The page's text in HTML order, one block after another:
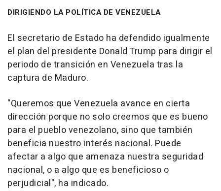
DIRIGIENDO LA POLÍTICA DE VENEZUELA
El secretario de Estado ha defendido igualmente
el plan del presidente Donald Trump para dirigir el
periodo de transición en Venezuela tras la
captura de Maduro.
"Queremos que Venezuela avance en cierta
dirección porque no solo creemos que es bueno
para el pueblo venezolano, sino que también
beneficia nuestro interés nacional. Puede
afectar a algo que amenaza nuestra seguridad
nacional, o a algo que es beneficioso o
perjudicial", ha indicado.